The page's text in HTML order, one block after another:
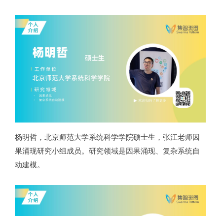
杨明哲，北京师范大学系统科学学院硕士生，张江老师因
果涌现研究小组成员。研究领域是因果涌现、复杂系统自
动建模。